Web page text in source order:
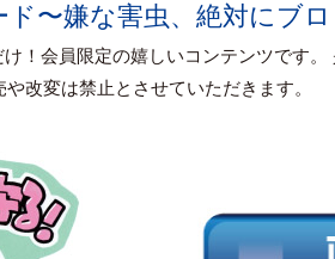
〜嫌な害虫、絶対にブ
！会員限定の嬉しいコンテンツです
改変は禁止とさせていただきます。